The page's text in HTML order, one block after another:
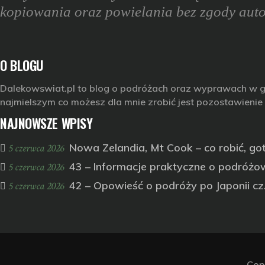
kopiowania oraz powielania bez zgody
O BLOGU
Dalekowswiat.pl to blog o podróżach oraz wyprawach w
najmielszym co możesz dla mnie zrobić jest
NAJNOWSZE WPISY
5 czerwca 2026 Nowa Zelandia, Mt Cook – co robić,
5 czerwca 2026 43 – Informacje praktyczne o
5 czerwca 2026 42 – Opowieść o podróży po Japonii